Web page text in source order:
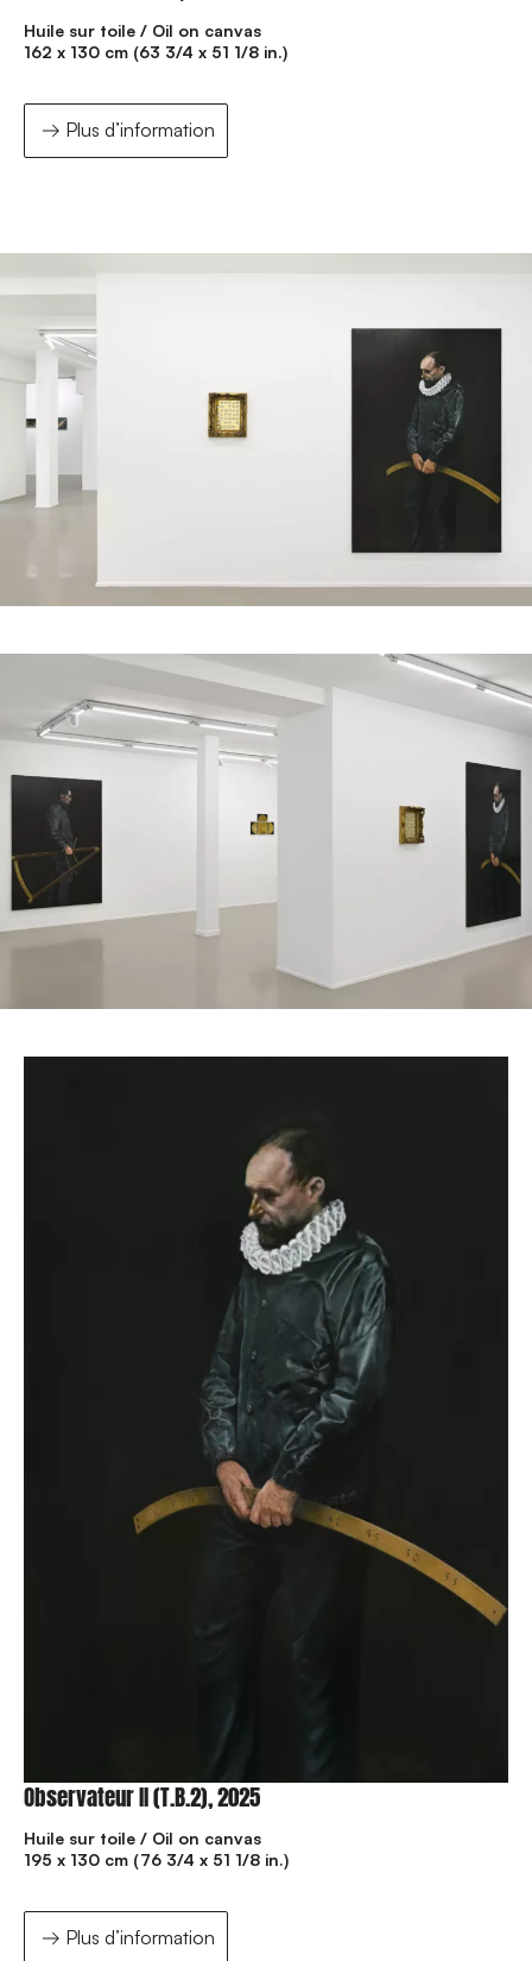
Huile sur toile / Oil on canvas
162 x 130 cm (63 3/4 x 51 1/8 in.)
Plus d’information
Observateur II (T.B.2), 2025
Huile sur toile / Oil on canvas
195 x 130 cm (76 3/4 x 51 1/8 in.)
Plus d’information